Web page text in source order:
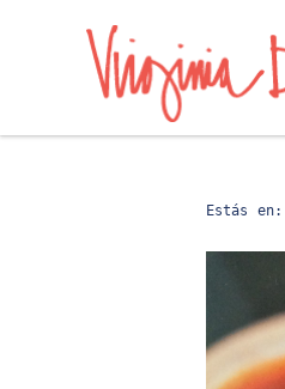
Estás en: